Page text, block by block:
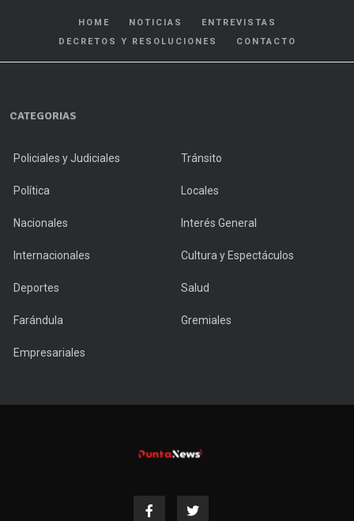
HOME NOTICIAS
ENTREVISTAS
DECRETOS Y RESOLUCIONES
CONTACTO
CATEGORIAS
Policiales y Judiciales Tránsito
Política Locales
Nacionales Interés General
Internacionales Cultura y Espectáculos
Deportes Salud
Farándula Gremiales
Empresariales